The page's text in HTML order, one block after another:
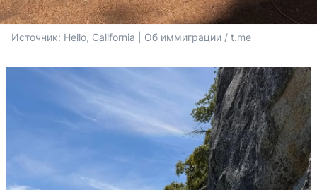
Источник: Hello, California | Об иммиграции / t.me